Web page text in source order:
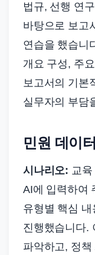
법규, 선행 연
바탕으로 보고
연습을 했습니
개요 구성, 주
보고서의 기본
실무자의 부담
민원 데이
시나리오: 교
AI에 입력하여
유형별 핵심
진행했습니다.
파악하고, 정